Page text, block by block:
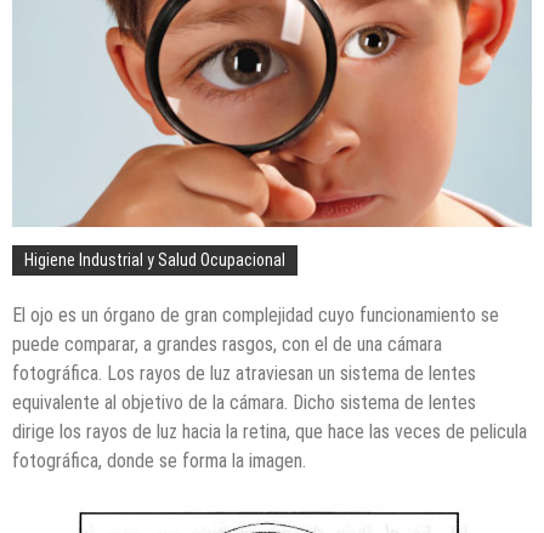
Higiene Industrial y Salud Ocupacional
El ojo es un órgano de gran complejidad cuyo funcionamiento se
puede comparar, a grandes rasgos, con el de una cámara
fotográfica. Los rayos de luz atraviesan un sistema de lentes
equivalente al objetivo de la cámara. Dicho sistema de lentes
dirige los rayos de luz hacia la retina, que hace las veces de pelicula
fotográfica, donde se forma la imagen.